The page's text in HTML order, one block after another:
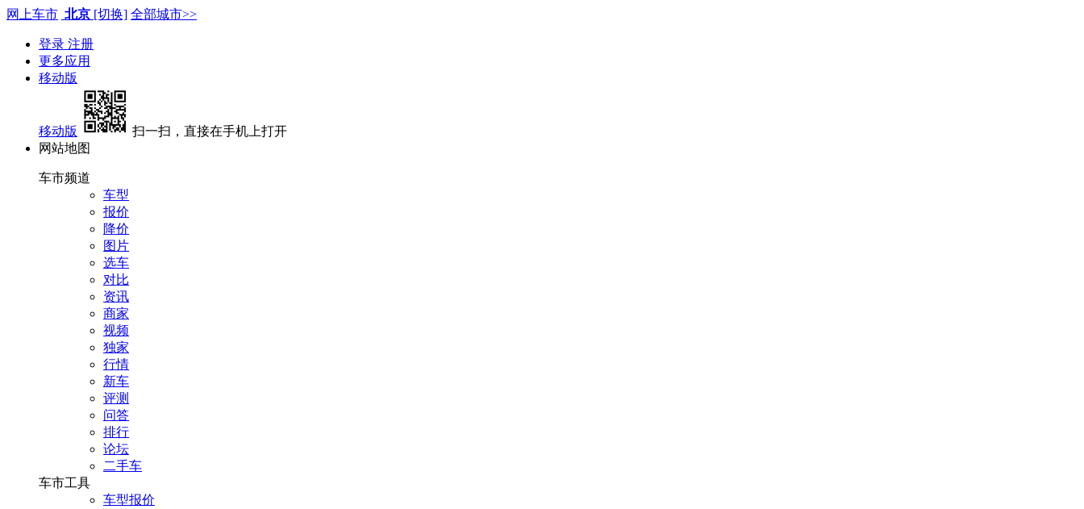
网上车市 北京 [切换] 全部城市>>
登录 注册
更多应用
移动版
移动版
扫一扫，直接在手机上打开
网站地图
车市频道
车型
报价
降价
图片
选车
对比
资讯
商家
视频
独家
行情
新车
评测
问答
排行
论坛
二手车
车市工具
车型报价